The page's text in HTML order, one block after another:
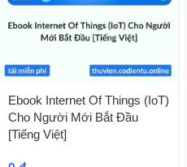
Ebook Internet Of Things (IoT)
Cho Người Mới Bắt Đầu
[Tiếng Việt]